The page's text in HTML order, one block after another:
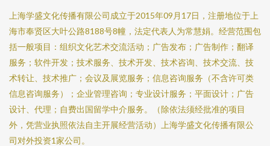
上海学盛文化传播有限公司成立于2015年09月17日，注册地位于上
海市奉贤区大叶公路8188号8幢，法定代表人为常慧娟。经营范围包
括一般项目：组织文化艺术交流活动；广告发布；广告制作；翻译
服务；软件开发；技术服务、技术开发、技术咨询、技术交流、技
术转让、技术推广；会议及展览服务；信息咨询服务（不含许可类
信息咨询服务）；企业管理咨询；专业设计服务；平面设计；广告
设计、代理；自费出国留学中介服务。（除依法须经批准的项目
外，凭营业执照依法自主开展经营活动）上海学盛文化传播有限公
司对外投资1家公司。